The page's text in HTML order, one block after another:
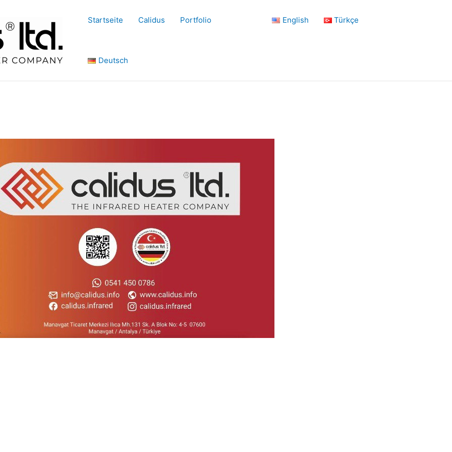
Startseite Calidus Portfolio English Türkçe
Deutsch